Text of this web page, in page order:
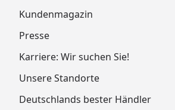
Kundenmagazin
Presse
Karriere: Wir suchen Sie!
Unsere Standorte
Deutschlands bester Händler